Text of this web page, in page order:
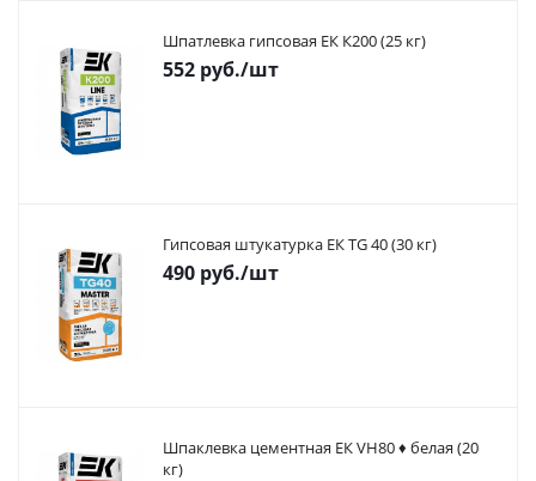
Шпатлевка гипсовая ЕК К200 (25 кг)
552 руб./шт
Гипсовая штукатурка ЕК TG 40 (30 кг)
490 руб./шт
Шпаклевка цементная ЕК VH80 ♦ белая (20
кг)